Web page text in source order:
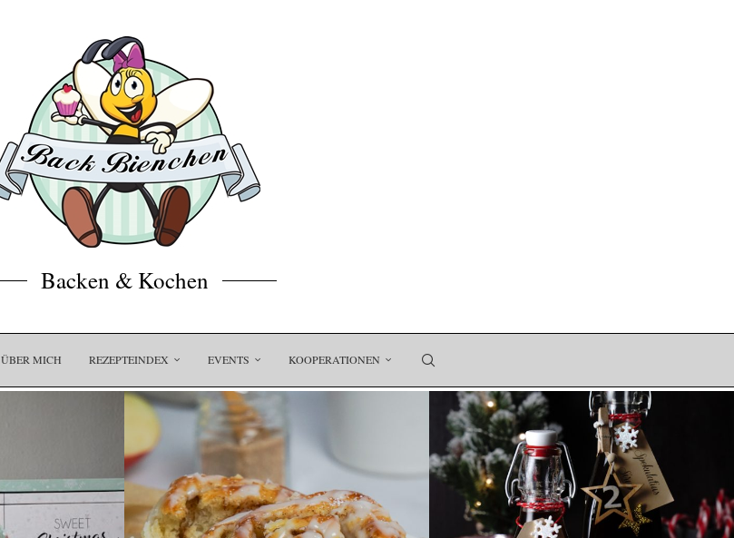
Backen & Kochen
ÜBER MICH REZEPTEINDEX EVENTS KOOPERATIONEN